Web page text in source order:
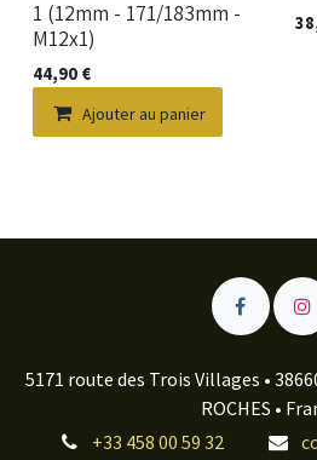
1 (12mm - 171/183mm -
M12x1)
44,90 €
Ajouter au panier
5171 route des Trois Villages •
ROCHES •
+33 458 00 59 32